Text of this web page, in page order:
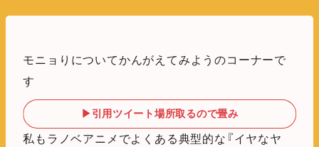
モニョりについてかんがえてみようのコーナーで
す
▶引用ツイート場所取るので畳み
私もラノベアニメでよくある典型的な『イヤなヤ